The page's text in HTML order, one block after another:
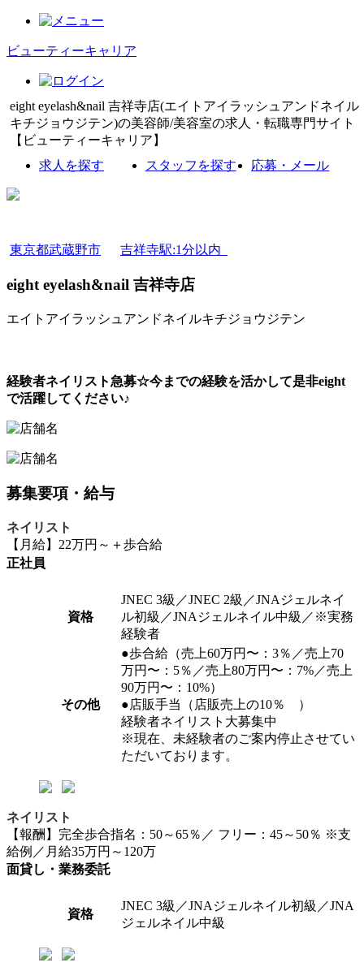
ビューティーキャリア
eight eyelash&nail 吉祥寺店(エイトアイラッシュアンドネイル
キチジョウジテン)の美容師/美容室の求人・転職専門サイト
【ビューティーキャリア】
求人を探す
スタッフを探す 応募・メール
東京都武蔵野市 吉祥寺駅:1分以内
eight eyelash&nail 吉祥寺店
エイトアイラッシュアンドネイルキチジョウジテン
経験者ネイリスト急募☆今までの経験を活かして是非eight
で活躍してください♪
募集要項・給与
ネイリスト
【月給】22万円～＋歩合給
正社員
資格
JNEC 3級／JNEC 2級／JNAジェルネイ
ル初級／JNAジェルネイル中級／※実務
経験者
その他
●歩合給（売上60万円〜：3％／売上70
万円〜：5％／売上80万円〜：7%／売上
90万円〜：10%）
●店販手当（店販売上の10％ ）
経験者ネイリスト大募集中
※現在、未経験者のご案内停止させてい
ただいております。
ネイリスト
【報酬】完全歩合指名：50～65％／ フリー：45～50％ ※支
給例／月給35万円～120万
面貸し・業務委託
資格
JNEC 3級／JNAジェルネイル初級／JNA
ジェルネイル中級